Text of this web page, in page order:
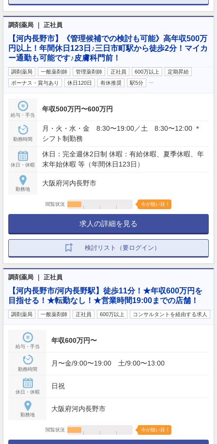
調剤薬局 ｜ 正社員
【河内長野市】《管理候補での検討も可能》高年収500万
円以上！年間休日123日♪三日市町駅から徒歩2分！マイカ
ー通勤も可能です♪皮膚科門前！
調剤薬局 一般薬剤師 管理薬剤師 正社員 600万以上
定期昇給
ボーナス・賞与あり
休日120日 有休推奨 駅5分
給与・手当
年収500万円〜600万円
勤務時間
月・火・水・金 8:30〜19:00／土 8:30〜12:00 ＊
シフト制勤務
休日・休暇
休日：完全週休2日制 休暇：有給休暇、夏季休暇、年
末年始休暇 等（年間休日123日）
勤務地
大阪府河内長野市
閲覧状況 今が狙い目！
求人の詳細を見る
検討リスト（要ログイン）
調剤薬局 ｜ 正社員
【河内長野市/河内長野駅】徒歩11分！★年収600万円を
目指せる！★転勤なし！★営業時間19:00までの店舗！
調剤薬局 一般薬剤師 正社員 600万以上 コンサルタントを経由する求人
給与・手当
年収600万円〜
勤務時間
月〜金/9:00〜19:00 土/9:00〜13:00
休日・休暇
日祝
勤務地
大阪府河内長野市
閲覧状況 今が狙い目！